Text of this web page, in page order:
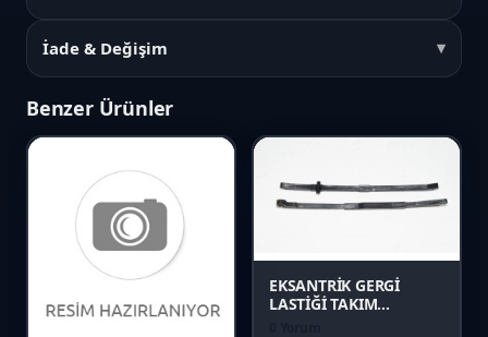
İade & Değişim
Benzer Ürünler
Favori
Karşılaştır
Karşılaştır
EKSANTRİK GERGİ
LASTİĞİ TAKIM